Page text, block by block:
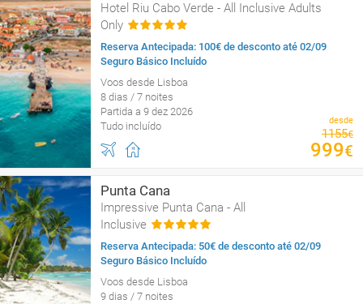
Hotel Riu Cabo Verde - All Inclusive Adults
Only
Reserva Antecipada: 100€ de desconto até 02/09
Seguro Básico Incluído
Voos desde Lisboa
8 dias / 7 noites
Partida a 9 dez 2026
Tudo incluído
desde
1155€
999€
Punta Cana
Impressive Punta Cana - All
Inclusive
Reserva Antecipada: 50€ de desconto até 02/09
Seguro Básico Incluído
Voos desde Lisboa
9 dias / 7 noites